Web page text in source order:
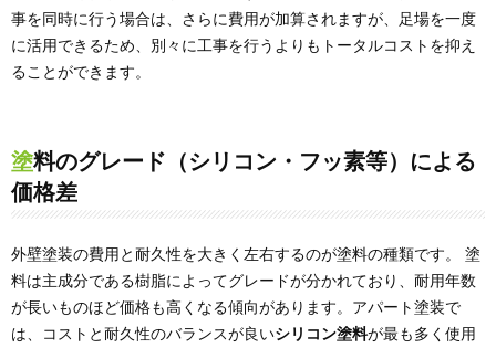
事を同時に行う場合は、さらに費用が加算されますが、足場を一度
に活用できるため、別々に工事を行うよりもトータルコストを抑え
ることができます。
塗料のグレード（シリコン・フッ素等）による
価格差
外壁塗装の費用と耐久性を大きく左右するのが塗料の種類です。 塗
料は主成分である樹脂によってグレードが分かれており、耐用年数
が長いものほど価格も高くなる傾向があります。アパート塗装で
は、コストと耐久性のバランスが良いシリコン塗料が最も多く使用